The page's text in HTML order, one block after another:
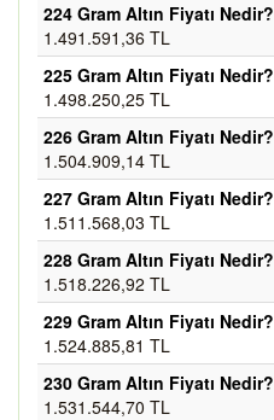
224 Gram Altın Fiyatı Nedir?
1.491.591,36 TL
225 Gram Altın Fiyatı Nedir?
1.498.250,25 TL
226 Gram Altın Fiyatı Nedir?
1.504.909,14 TL
227 Gram Altın Fiyatı Nedir?
1.511.568,03 TL
228 Gram Altın Fiyatı Nedir?
1.518.226,92 TL
229 Gram Altın Fiyatı Nedir?
1.524.885,81 TL
230 Gram Altın Fiyatı Nedir?
1.531.544,70 TL